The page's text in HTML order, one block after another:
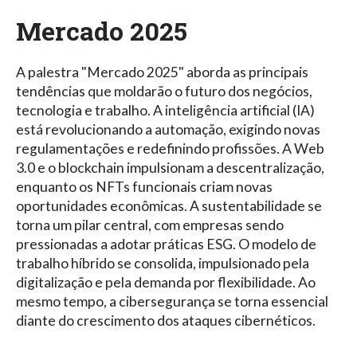
Mercado 2025
A palestra "Mercado 2025" aborda as principais
tendências que moldarão o futuro dos negócios,
tecnologia e trabalho. A inteligência artificial (IA)
está revolucionando a automação, exigindo novas
regulamentações e redefinindo profissões. A Web
3.0 e o blockchain impulsionam a descentralização,
enquanto os NFTs funcionais criam novas
oportunidades econômicas. A sustentabilidade se
torna um pilar central, com empresas sendo
pressionadas a adotar práticas ESG. O modelo de
trabalho híbrido se consolida, impulsionado pela
digitalização e pela demanda por flexibilidade. Ao
mesmo tempo, a cibersegurança se torna essencial
diante do crescimento dos ataques cibernéticos.